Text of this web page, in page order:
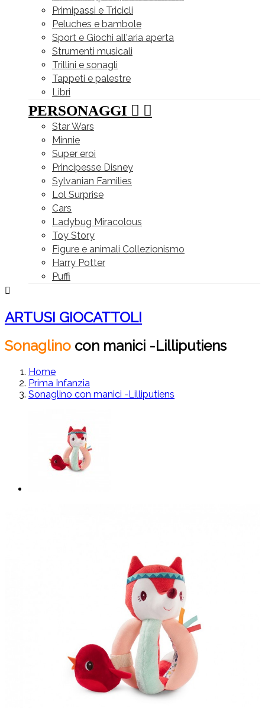
Primipassi e Tricicli
Peluches e bambole
Sport e Giochi all'aria aperta
Strumenti musicali
Trillini e sonagli
Tappeti e palestre
Libri
PERSONAGGI  
Star Wars
Minnie
Super eroi
Principesse Disney
Sylvanian Families
Lol Surprise
Cars
Ladybug Miracolous
Toy Story
Figure e animali Collezionismo
Harry Potter
Puffi

ARTUSI GIOCATTOLI
Sonaglino con manici -Lilliputiens
Home
Prima Infanzia
Sonaglino con manici -Lilliputiens